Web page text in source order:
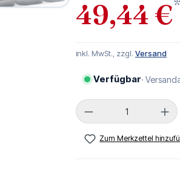
49,44 €*
inkl. MwSt., zzgl. Versand
Verfügbar·
Produkt
Zum Merkzettel